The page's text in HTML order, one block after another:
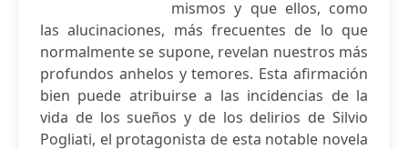
mismos y que ellos, como
las alucinaciones, más frecuentes de lo que
normalmente se supone, revelan nuestros más
profundos anhelos y temores. Esta afirmación
bien puede atribuirse a las incidencias de la
vida de los sueños y de los delirios de Silvio
Pogliati, el protagonista de esta notable novela